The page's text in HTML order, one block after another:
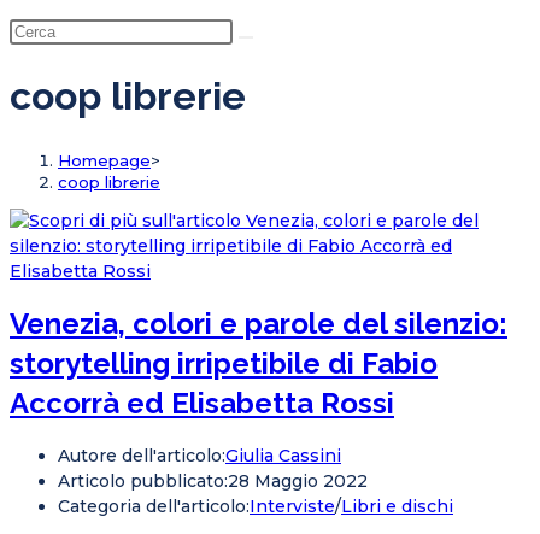
coop librerie
Homepage>
coop librerie
Venezia, colori e parole del silenzio:
storytelling irripetibile di Fabio
Accorrà ed Elisabetta Rossi
Autore dell'articolo:Giulia Cassini
Articolo pubblicato:28 Maggio 2022
Categoria dell'articolo:Interviste/Libri e dischi